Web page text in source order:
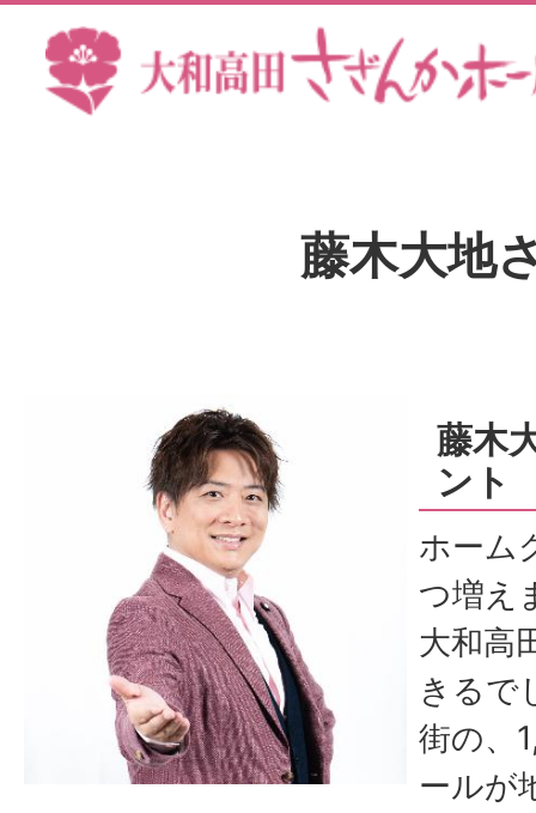
本文へ
奈
市
藤木大地
藤木
ント
ホーム
つ増え
大和高
きるで
街の、
ールが